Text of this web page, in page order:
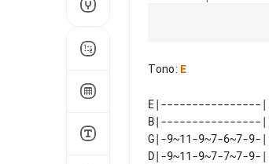
Tono: E
E|----------------|
B|----------------|
G|-9~11-9~7-6~7-9-|
D|-9~11-9~7-7~7-9-|